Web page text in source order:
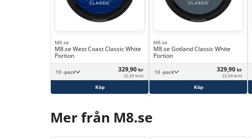
M8.se
M8.se West Coast Classic White
Portion
10 -pack 329,90 kr
32,99 kr/st
Köp
M8.se
M8.se Gotland Classic White
Portion
10 -pack 329,90 kr
32,99 kr/st
Köp
Mer från M8.se